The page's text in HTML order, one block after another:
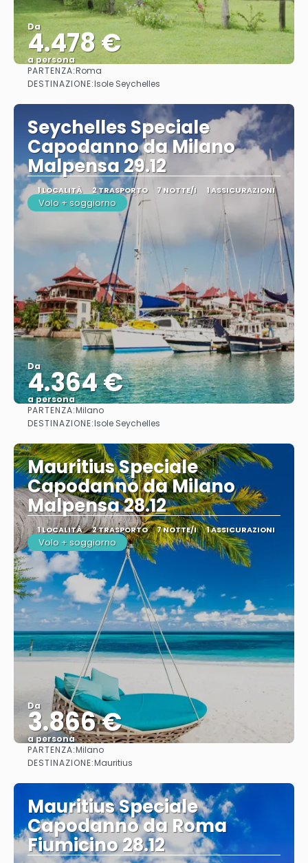
Da
4.478 €
a persona
Vedere
PARTENZA:Roma
DESTINAZIONE:Isole Seychelles
Seychelles Speciale
Capodanno da Milano
Malpensa 29.12
1 LOCALITÀ 2 TRASPORTO 7 NOTTE/I 1 ASSICURAZIONI
Volo + soggiorno
Da
4.364 €
a persona
Vedere
PARTENZA:Milano
DESTINAZIONE:Isole Seychelles
Mauritius Speciale
Capodanno da Milano
Malpensa 28.12
1 LOCALITÀ 2 TRASPORTO 7 NOTTE/I 1 ASSICURAZIONI
Volo + soggiorno
Da
3.866 €
a persona
PARTENZA:Milano
DESTINAZIONE:Mauritius
Mauritius Speciale
Capodanno da Roma
Fiumicino 28.12